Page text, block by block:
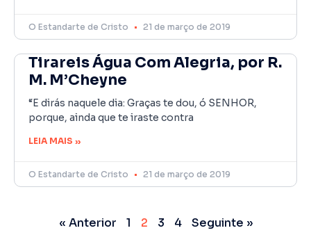
O Estandarte de Cristo 21 de março de 2019
Tirareis Água Com Alegria, por R.
M. M’Cheyne
“E dirás naquele dia: Graças te dou, ó SENHOR,
porque, ainda que te iraste contra
LEIA MAIS »
O Estandarte de Cristo 21 de março de 2019
« Anterior 1 2 3 4 Seguinte »